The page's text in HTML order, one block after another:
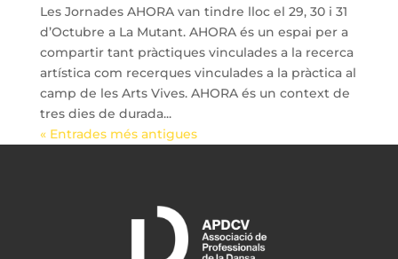
Les Jornades AHORA van tindre lloc el 29, 30 i 31
d’Octubre a La Mutant. AHORA és un espai per a
compartir tant pràctiques vinculades a la recerca
artística com recerques vinculades a la pràctica al
camp de les Arts Vives. AHORA és un context de
tres dies de durada...
« Entrades més antigues